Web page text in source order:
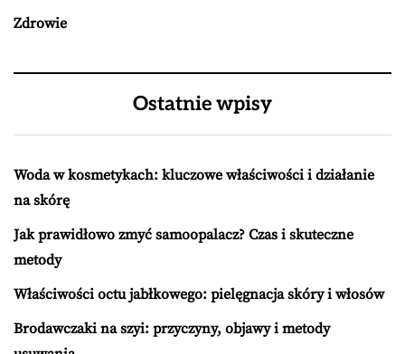
Zdrowie
Ostatnie wpisy
Woda w kosmetykach: kluczowe właściwości i działanie
na skórę
Jak prawidłowo zmyć samoopalacz? Czas i skuteczne
metody
Właściwości octu jabłkowego: pielęgnacja skóry i włosów
Brodawczaki na szyi: przyczyny, objawy i metody